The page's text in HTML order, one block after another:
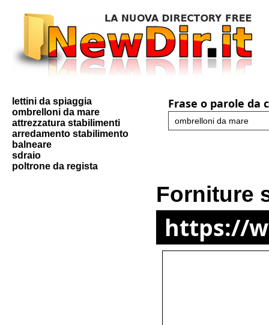
lettini da spiaggia
ombrelloni da mare
attrezzatura stabilimenti
arredamento stabilimento
balneare
sdraio
poltrone da regista
Frase o parole da
Forniture
https://